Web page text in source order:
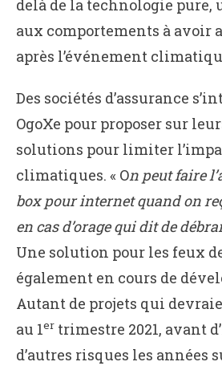
delà de la technologie pure,
aux comportements à avoir
après l’événement
Des sociétés d’assurance
OgoXe pour proposer sur
solutions pour limiter
climatiques. « On peut faire
box pour internet quand on
en cas d’orage qui dit de
Une solution pour les feux
également en cours de
Autant de projets qui
au 1er trimestre 2021, avant
d’autres risques les années